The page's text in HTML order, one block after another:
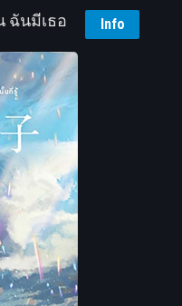
ฉันมีเธอ Info